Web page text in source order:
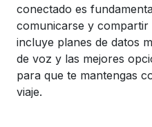
conectado es
comunicarse y compartir
incluye planes de datos
de voz y las mejores
para que te mantengas
viaje.